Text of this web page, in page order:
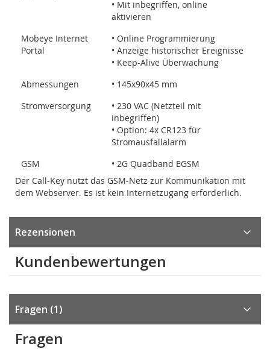
• Mit inbegriffen, online
aktivieren
Mobeye Internet
Portal
• Online Programmierung
• Anzeige historischer Ereignisse
• Keep-Alive Überwachung
Abmessungen
• 145x90x45 mm
Stromversorgung
• 230 VAC (Netzteil mit
inbegriffen)
• Option: 4x CR123 für
Stromausfallalarm
GSM
• 2G Quadband EGSM
Der Call-Key nutzt das GSM-Netz zur Kommunikation mit
dem Webserver. Es ist kein Internetzugang erforderlich.
Rezensionen
Kundenbewertungen
Fragen 1
Fragen